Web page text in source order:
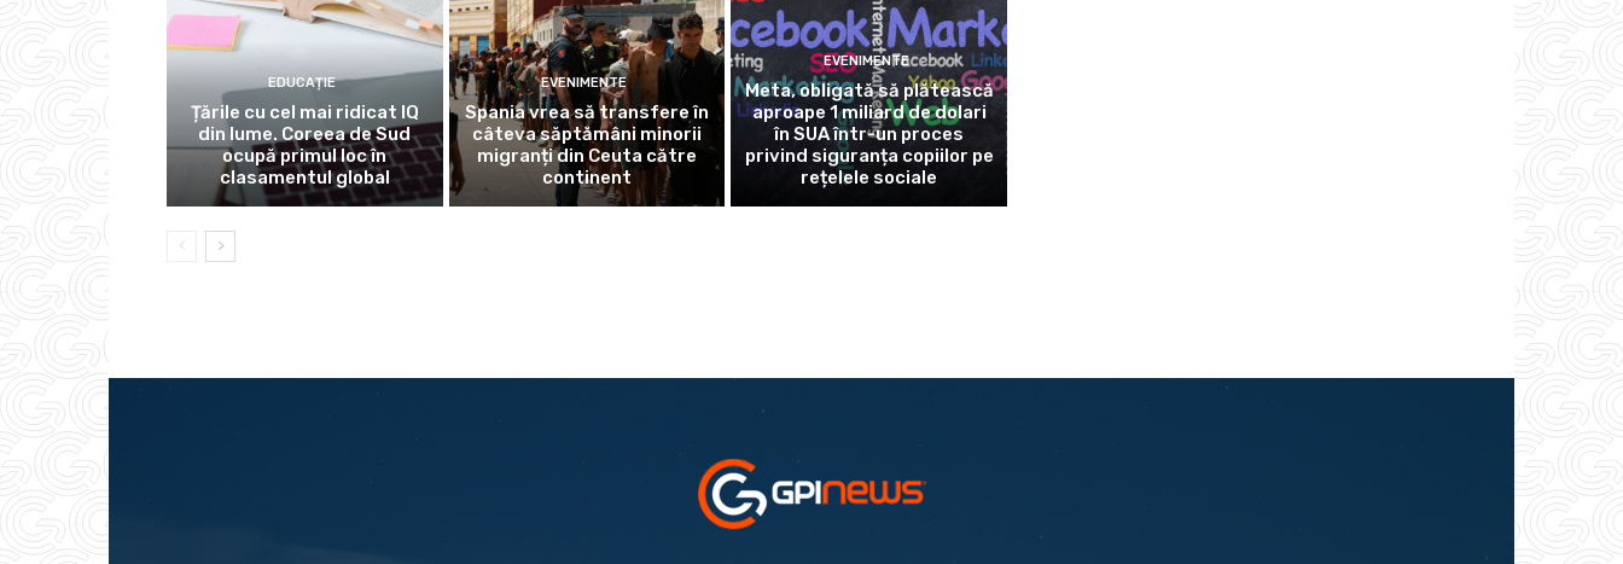
EDUCAȚIE
Țările cu cel mai ridicat IQ
din lume. Coreea de Sud
ocupă primul loc în
clasamentul global
EVENIMENTE
Spania vrea să transfere în
câteva săptămâni minorii
migranți din Ceuta către
continent
EVENIMENTE
Meta, obligată să plătească
aproape 1 miliard de dolari
în SUA într-un proces
privind siguranța copiilor pe
rețelele sociale